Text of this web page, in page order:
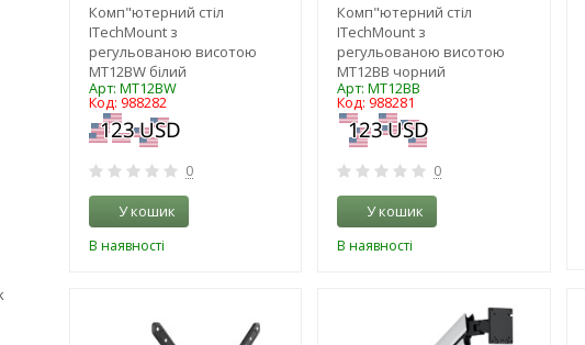
Комп"ютерний стіл
ITechMount з
регульованою висотою
MT12BW білий
Арт: MT12BW
Код: 988282
0
У кошик
В наявності
Комп"ютерний стіл
ITechMount з
регульованою висотою
MT12BB чорний
Арт: MT12BB
Код: 988281
0
У кошик
В наявності
-3%